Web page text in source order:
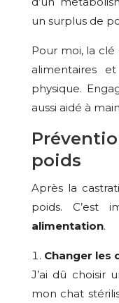
un surplus de
Pour moi, la
alimentaires
physique.
aussi aidé à
poids
Après la
poids. C’est
alimentation.
Changer les
J’ai dû choisir
mon chat